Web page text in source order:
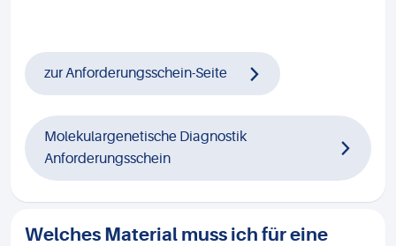
zur Anforderungsschein-Seite
Molekulargenetische Diagnostik
Anforderungsschein
Welches Material muss ich für eine